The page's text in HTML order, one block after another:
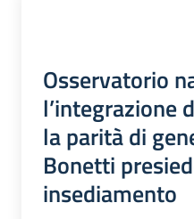
Osservatorio
l’integrazione
la parità di
Bonetti
insediamento